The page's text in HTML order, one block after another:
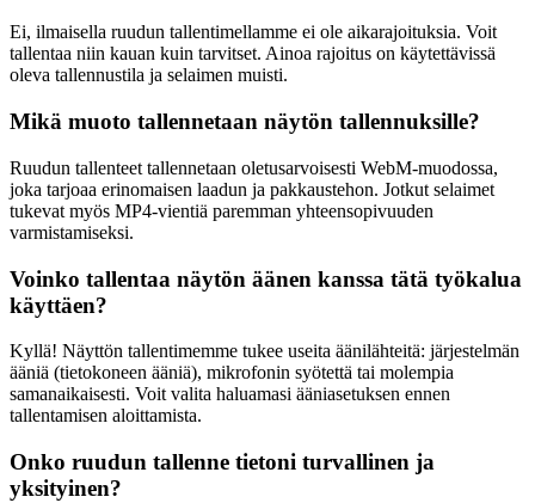
Ei, ilmaisella ruudun tallentimellamme ei ole aikarajoituksia. Voit
tallentaa niin kauan kuin tarvitset. Ainoa rajoitus on käytettävissä
oleva tallennustila ja selaimen muisti.
Mikä muoto tallennetaan näytön tallennuksille?
Ruudun tallenteet tallennetaan oletusarvoisesti WebM-muodossa,
joka tarjoaa erinomaisen laadun ja pakkaustehon. Jotkut selaimet
tukevat myös MP4-vientiä paremman yhteensopivuuden
varmistamiseksi.
Voinko tallentaa näytön äänen kanssa tätä työkalua
käyttäen?
Kyllä! Näyttön tallentimemme tukee useita äänilähteitä: järjestelmän
ääniä (tietokoneen ääniä), mikrofonin syötettä tai molempia
samanaikaisesti. Voit valita haluamasi ääniasetuksen ennen
tallentamisen aloittamista.
Onko ruudun tallenne tietoni turvallinen ja
yksityinen?